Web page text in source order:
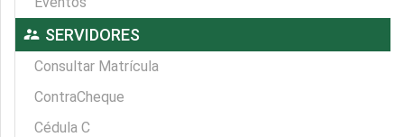
supervisor_account SERVIDORES
Consultar Matrícula
ContraCheque
Cédula C